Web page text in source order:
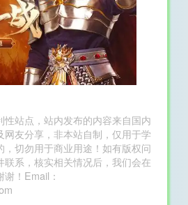
站点，站内发布的内容来自国内
友分享，非本站自制，仅用于学
，切勿用于商业用途！如有版权问
联系，核实相关情况后，我们会在
！Email：